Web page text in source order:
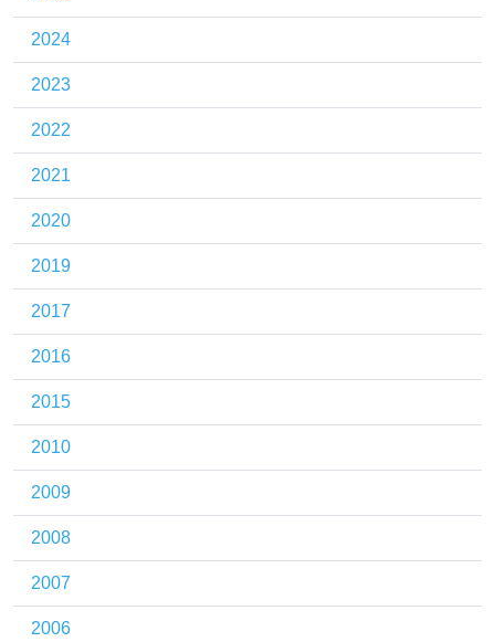
2024
2023
2022
2021
2020
2019
2017
2016
2015
2010
2009
2008
2007
2006